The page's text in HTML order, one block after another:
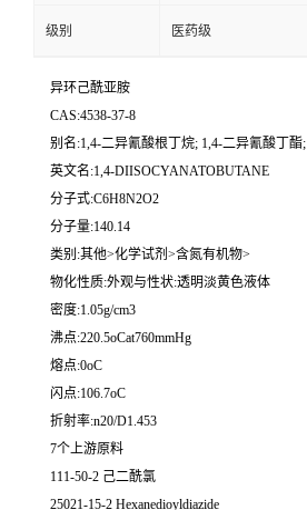
级别 医药级
异环己酰亚胺
CAS:4538-37-8
别名:1,4-二异氰酸根丁烷; 1,4-二异氰酸丁酯;
英文名:1,4-DIISOCYANATOBUTANE
分子式:C6H8N2O2
分子量:140.14
类别:其他>化学试剂>含氮有机物>
物化性质:外观与性状:透明淡黄色液体
密度:1.05g/cm3
沸点:220.5oCat760mmHg
熔点:0oC
闪点:106.7oC
折射率:n20/D1.453
7个上游原料
111-50-2 己二酰氯
25021-15-2 Hexanedioyldiazide